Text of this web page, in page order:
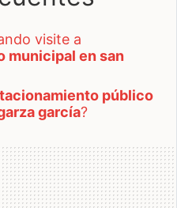
visite a
municipal en san
público
garcía?